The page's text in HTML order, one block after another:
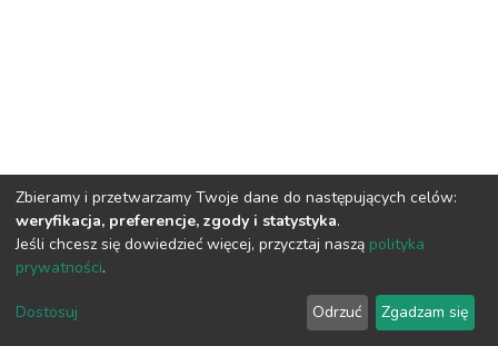
DSpace software copyright © 2002-2026LYRASIS
Privacy policy Regulations
Zbieramy i przetwarzamy Twoje dane do następujących celów:
weryfikacja, preferencje, zgody i statystyka.
Jeśli chcesz się dowiedzieć więcej, przycztaj naszą polityka
prywatności.
Dostosuj Odrzuć Zgadzam się